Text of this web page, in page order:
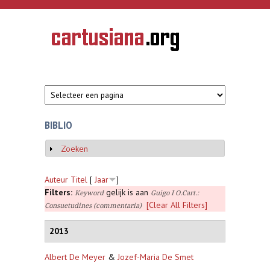
Overslaan en naar de inhoud gaan
CARTUSIANA
Geschiedenis
van de
BIBLIO
Weergeven
Zoeken
Auteur Titel [ Jaar
]
Filters: Keywordgelijk is aan Guigo I O.Cart.:
Consuetudines (commentaria)
[Clear All Filters]
2013
Albert De Meyer & Jozef-Maria De Smet